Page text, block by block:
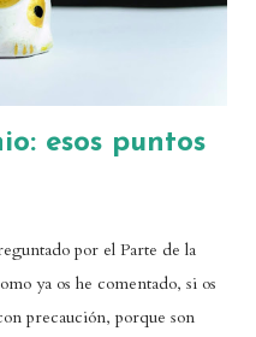
esos puntos
por el Parte de la
ya os he comentado, si os
precaución, porque son